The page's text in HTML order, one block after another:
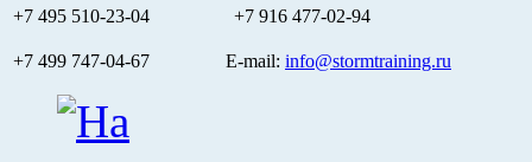
+7 495 510-23-04
+7 916 477-02-94
+7 499 747-04-67 E-mail: info@stormtraining.ru